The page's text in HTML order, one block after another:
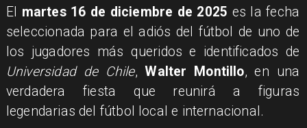
El martes 16 de diciembre de 2025 es la fecha
seleccionada para el adiós del fútbol de uno de
los jugadores más queridos e identificados de
Universidad de Chile,Walter Montillo, en una
verdadera fiesta que reunirá a figuras
legendarias del fútbol local e internacional.